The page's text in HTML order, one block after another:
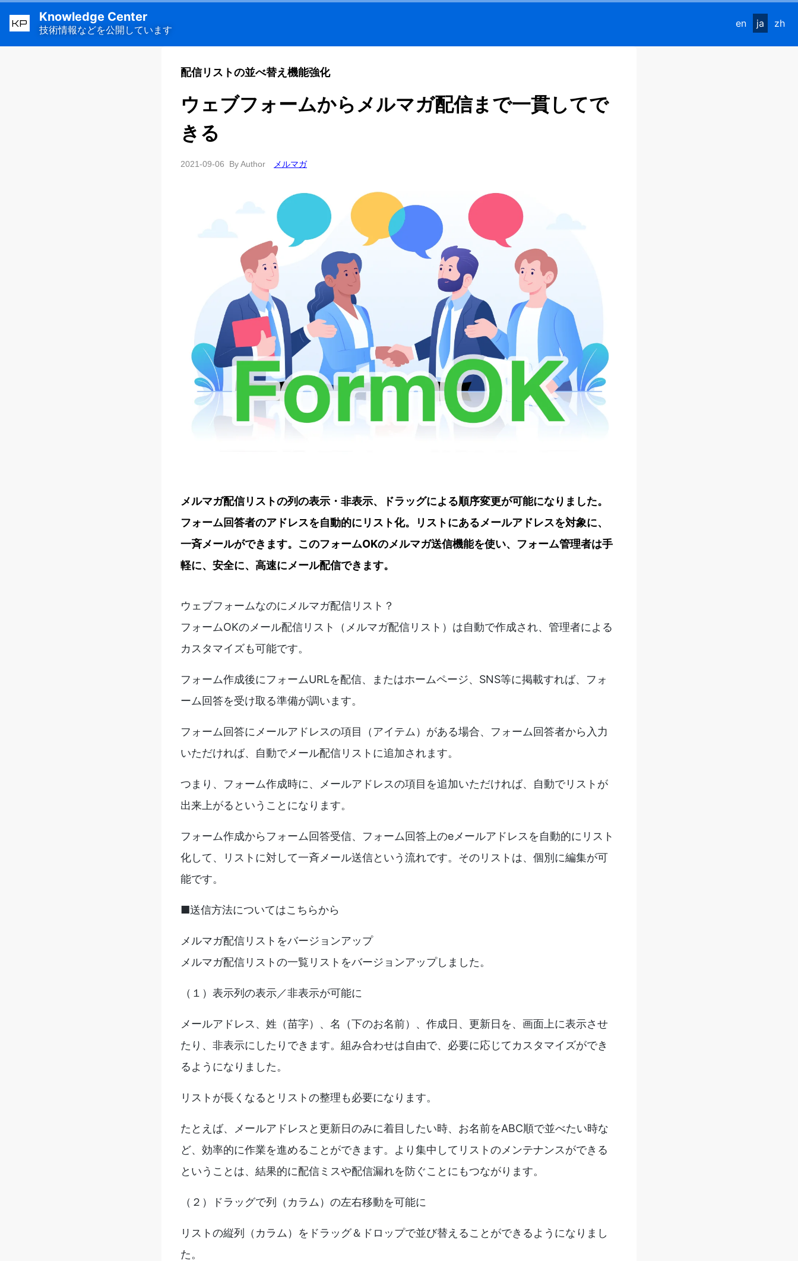
KP Knowledge Center
技術情報などを公開しています
en ja zh
配信リストの並べ替え機能強化
ウェブフォームからメルマガ配信まで一貫してで
きる
2021-09-06 By Author メルマガ
メルマガ配信リストの列の表示・非表示、ドラッグによる順序変更が可能になりました。
フォーム回答者のアドレスを自動的にリスト化。リストにあるメールアドレスを対象に、
一斉メールができます。このフォームOKのメルマガ送信機能を使い、フォーム管理者は手
軽に、安全に、高速にメール配信できます。
ウェブフォームなのにメルマガ配信リスト？
フォームOKのメール配信リスト（メルマガ配信リスト）は自動で作成され、管理者による
カスタマイズも可能です。
フォーム作成後にフォームURLを配信、またはホームページ、SNS等に掲載すれば、フォ
ーム回答を受け取る準備が調います。
フォーム回答にメールアドレスの項目（アイテム）がある場合、フォーム回答者から入力
いただければ、自動でメール配信リストに追加されます。
つまり、フォーム作成時に、メールアドレスの項目を追加いただければ、自動でリストが
出来上がるということになります。
フォーム作成からフォーム回答受信、フォーム回答上のeメールアドレスを自動的にリスト
化して、リストに対して一斉メール送信という流れです。そのリストは、個別に編集が可
能です。
■送信方法についてはこちらから
メルマガ配信リストをバージョンアップ
メルマガ配信リストの一覧リストをバージョンアップしました。
（１）表示列の表示／非表示が可能に
メールアドレス、姓（苗字）、名（下のお名前）、作成日、更新日を、画面上に表示させ
たり、非表示にしたりできます。組み合わせは自由で、必要に応じてカスタマイズができ
るようになりました。
リストが長くなるとリストの整理も必要になります。
たとえば、メールアドレスと更新日のみに着目したい時、お名前をABC順で並べたい時な
ど、効率的に作業を進めることができます。より集中してリストのメンテナンスができる
ということは、結果的に配信ミスや配信漏れを防ぐことにもつながります。
（２）ドラッグで列（カラム）の左右移動を可能に
リストの縦列（カラム）をドラッグ＆ドロップで並び替えることができるようになりまし
た。